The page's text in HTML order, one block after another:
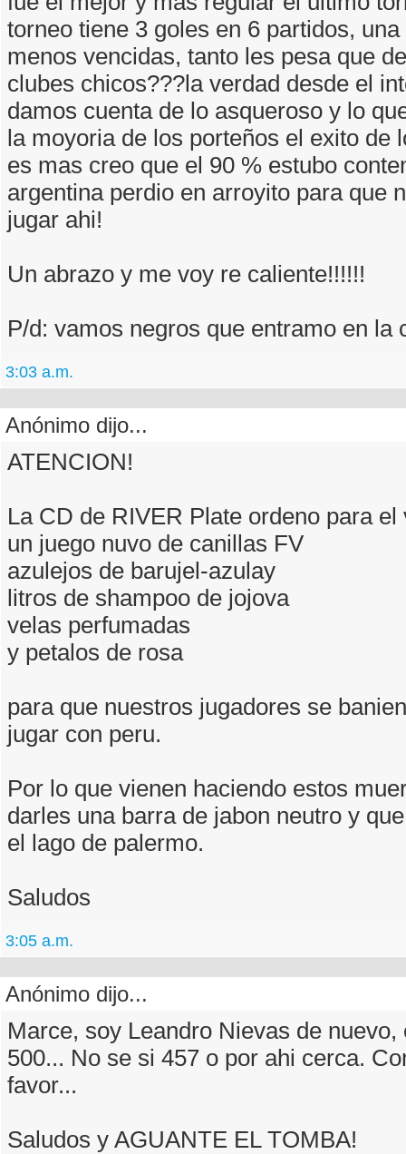
torneo tiene 3 goles en 6 partidos,
menos vencidas, tanto les pesa que
clubes chicos???la verdad desde el
damos cuenta de lo asqueroso y lo
la moyoria de los porteños el exito de
es mas creo que el 90 % estubo
argentina perdio en arroyito para que
jugar ahi!
Un abrazo y me voy re caliente!!!!!!
P/d: vamos negros que entramo en la
3:03 a.m.
Anónimo dijo...
ATENCION!
La CD de RIVER Plate ordeno para el
un juego nuvo de canillas FV
azulejos de barujel-azulay
litros de shampoo de jojova
velas perfumadas
y petalos de rosa
para que nuestros jugadores se
jugar con peru.
Por lo que vienen haciendo estos
darles una barra de jabon neutro y
el lago de palermo.
Saludos
3:05 a.m.
Anónimo dijo...
Marce, soy Leandro Nievas de nuevo,
500... No se si 457 o por ahi cerca.
favor...
Saludos y AGUANTE EL TOMBA!